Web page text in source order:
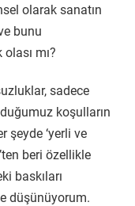
olarak sanatın
bunu
mı?
sadece
koşulların
şeyde ‘yerli ve
beri özellikle
baskıları
düşünüyorum.